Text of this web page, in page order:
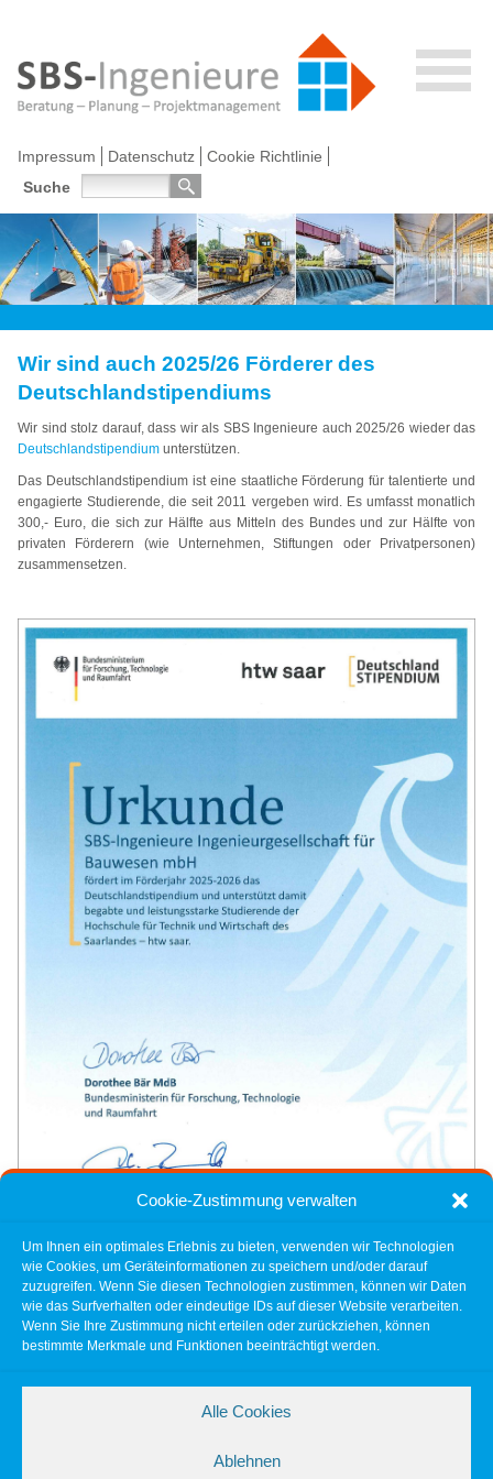
Cookie-Zustimmung verwalten
Um Ihnen ein optimales Erlebnis zu bieten, verwenden wir Technologien
wie Cookies, um Geräteinformationen zu speichern und/oder darauf
zuzugreifen. Wenn Sie diesen Technologien zustimmen, können wir Daten
wie das Surfverhalten oder eindeutige IDs auf dieser Website verarbeiten.
Wenn Sie Ihre Zustimmung nicht erteilen oder zurückziehen, können
bestimmte Merkmale und Funktionen beeinträchtigt werden.
Alle Cookies
Ablehnen
Impressum Datenschutz
Cookie Richtlinie
Suche
Wir sind auch 2025/26 Förderer des
Deutschlandstipendiums
Wir sind stolz darauf, dass wir als SBS Ingenieure auch 2025/26 wieder das
Deutschlandstipendium unterstützen.
Das Deutschlandstipendium ist eine staatliche Förderung für talentierte und
engagierte Studierende, die seit 2011 vergeben wird. Es umfasst monatlich
300,- Euro, die sich zur Hälfte aus Mitteln des Bundes und zur Hälfte von
privaten Förderern (wie Unternehmen, Stiftungen oder Privatpersonen)
zusammensetzen.
Der Bezug ist unabhängig vom Einkommen und kann zusätzlich zu anderen
Leistungen wie BAföG bezogen wreden. Neben guten Noten zählen auch
Für uns ist das mehr als ein Förderbeitrag – es ist ein Investment in